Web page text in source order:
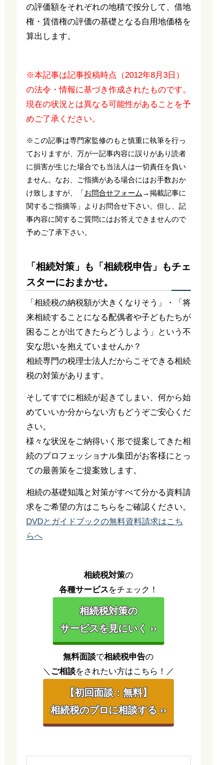
の評価額をそれぞれの地積で按分して、借地
権・賃借権の評価の基礎となる自用地価格を
算出します。
※本記事は記事投稿時点（2012年8月3日）
の法令・情報に基づき作成されたものです。
現在の状況とは異なる可能性があることを予
めご了承ください。
※この記事は専門家監修のもと慎重に執筆を行っ
ておりますが、万が一記事内容に誤りがあり読者
に損害が生じた場合でも当法人は一切責任を負い
ません。なお、ご指摘がある場合にはお手数おか
け致しますが、「お問合せフォーム →掲載記事に
関するご指摘等」よりお問合せ下さい。但し、記
事内容に関するご質問にはお答えできませんので
予めご了承下さい。
「相続対策」も「相続税申告」もチェ
スターにおまかせ。
「相続税の納税額が大きくなりそう」・「将
来相続することになる配偶者や子どもたちが
困ることが出てきたらどうしよう」という不
安な思いを抱えていませんか？
相続専門の税理士法人だからこそできる相続
税の対策があります。
そしてすでに相続が起きてしまい、何から始
めていいか分からない方もどうぞご安心くだ
さい。
様々な状況をご納得いく形で提案してきた相
続のプロフェッショナル集団がお客様にとっ
ての最善策をご提案致します。
相続の基礎知識と対策がすべて分かる資料請
求をご希望の方はこちらをご確認ください。
DVDとガイドブックの無料資料請求はこち
らへ
相続税対策の
各種サービスをチェック！
相続税対策の
サービスを見にいく ››
無料面談で相続税申告の
＼ ご相談をされたい方はこちら！／
【初回面談：無料】
相続税のプロに相談する ››